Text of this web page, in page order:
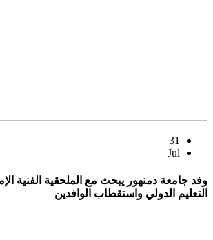
31
Jul
وفد جامعة دمنهور يبحث مع الملحقية الفنية
التعليم الدولي واستقطاب الوافدين